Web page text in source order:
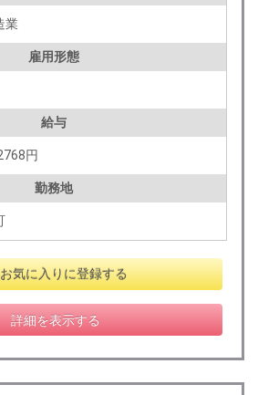
業
雇用形態
給与
円
勤務地
お気に入りに登録する
詳細を表示する